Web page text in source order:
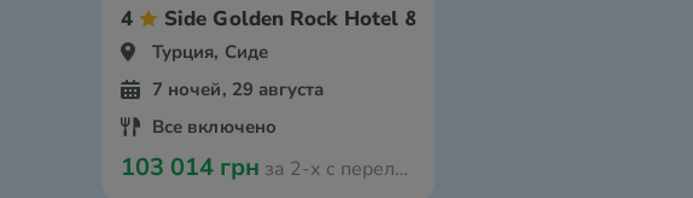
4 Side Golden Rock Hotel & Spa
Турция, Сиде
7 ночей, 29 августа
Все включено
103 014 грн за 2-х с перелётом из Оради